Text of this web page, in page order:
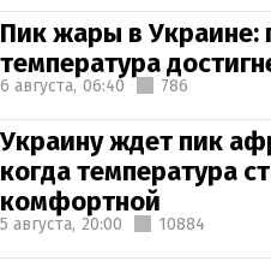
Пик жары в Украине:
температура
6 августа, 06:40 786
Украину ждет пик
когда температура
комфортной
5 августа, 20:00 10884